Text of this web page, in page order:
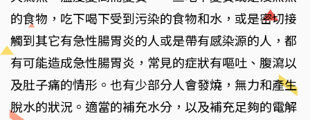
的食物，吃下喝下受到污染的食物和水，或是密切接
觸到其它有急性腸胃炎的人或是帶有感染源的人，都
有可能造成急性腸胃炎，常見的症狀有嘔吐、腹瀉以
及肚子痛的情形。也有少部分人會發燒，無力和產生
脫水的狀況。適當的補充水分，以及補充足夠的電解